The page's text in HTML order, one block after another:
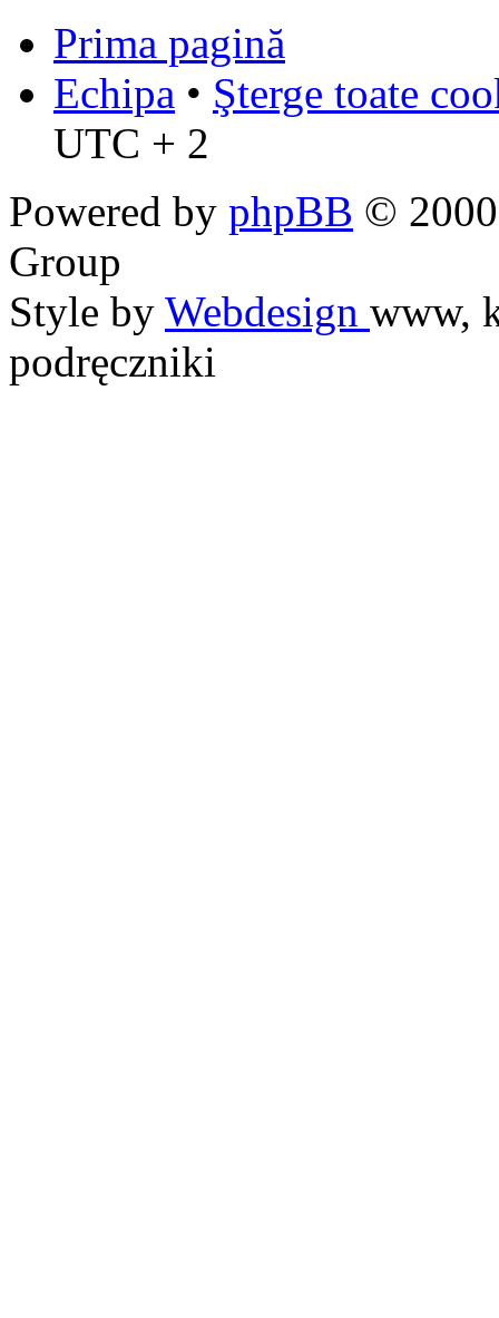
Prima pagină
Echipa • Şterge toate
UTC + 2
Powered by phpBB ©
Group
Style by Webdesign www,
podręczniki